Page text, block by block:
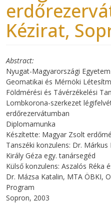
Kézirat,
Abstract
Nyugat-Magyarországi
Geomatikai és Mérnöki
Földmérési és Távérzékelési
Lombkorona-szerkezet
erdőrezervátumban
Diplomamunka
Készítette: Magyar Zsolt
Tanszéki konzulens: Dr. Márkus
Király Géza egy. tanársegéd
Külső konzulens: Aszalós Réka
Dr. Mázsa Katalin, MTA ÖBKI,
Program
Sopron, 2003